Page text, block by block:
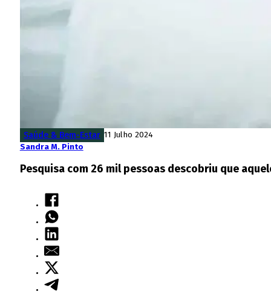
Saúde & Bem-Estar 11 Julho 2024
Sandra M. Pinto
Pesquisa com 26 mil pessoas descobriu que